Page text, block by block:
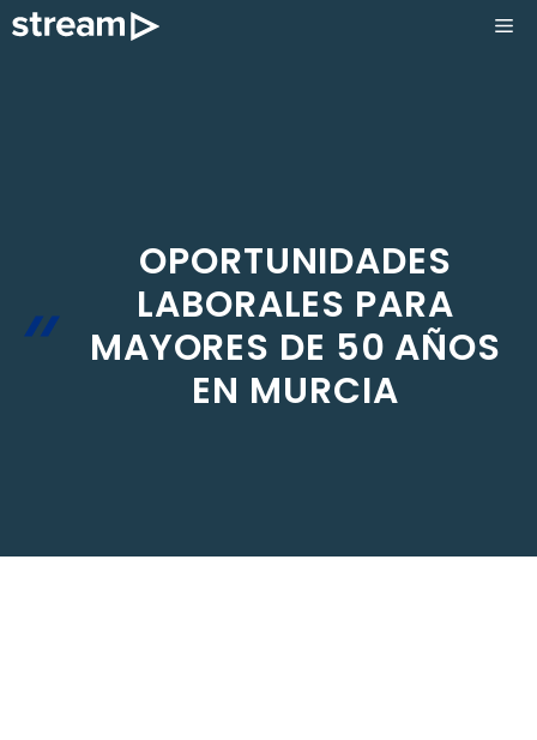
Saltar
OPORTUNIDADES
LABORALES PARA
MAYORES DE 50 AÑOS
EN MURCIA